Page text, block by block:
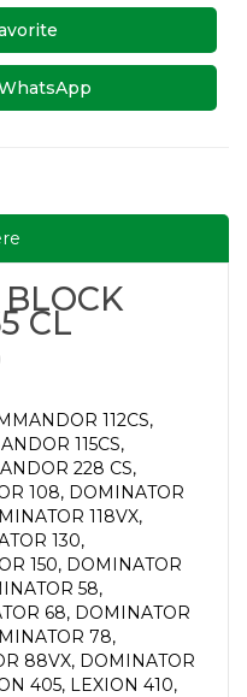
CL
112CS,
115CS,
228 CS,
108, DOMINATOR
118VX,
130,
150, DOMINATOR
58,
68, DOMINATOR
78,
88VX, DOMINATOR
405, LEXION 410,